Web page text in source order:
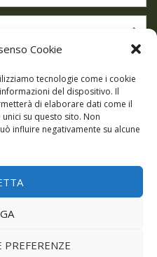
Cookie
tecnologie come i cookie
del dispositivo. Il
di elaborare dati come il
su questo sito. Non
influire negativamente su alcune
PREFERENZE
Cookie Policy (UE)